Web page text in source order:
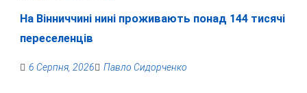
На Вінниччині нині проживають понад 144 тисячі
переселенців
6 Серпня, 2026 Павло Сидорченко